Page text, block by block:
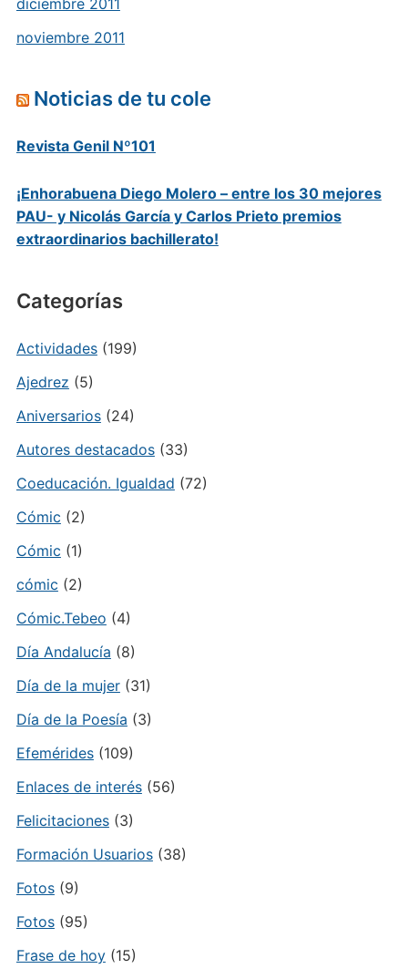
diciembre 2011
noviembre 2011
Noticias de tu cole
Revista Genil Nº101
¡Enhorabuena Diego Molero – entre los 30 mejores
PAU- y Nicolás García y Carlos Prieto premios
extraordinarios bachillerato!
Categorías
Actividades(199)
Ajedrez (5)
Aniversarios(24)
Autores destacados(33)
Coeducación. Igualdad (72)
Cómic (2)
Cómic (1)
cómic (2)
Cómic.Tebeo (4)
Día Andalucía (8)
Día de la mujer(31)
Día de la Poesía (3)
Efemérides(109)
Enlaces de interés(56)
Felicitaciones(3)
Formación Usuarios(38)
Fotos(9)
Fotos(95)
Frase de hoy(15)